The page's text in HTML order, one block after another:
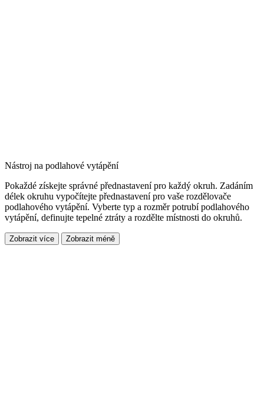
Nástroj na podlahové vytápění
Pokaždé získejte správné přednastavení pro každý okruh. Zadáním
délek okruhu vypočítejte přednastavení pro vaše rozdělovače
podlahového vytápění. Vyberte typ a rozměr potrubí podlahového
vytápění, definujte tepelné ztráty a rozdělte místnosti do okruhů.
Zobrazit více Zobrazit méně